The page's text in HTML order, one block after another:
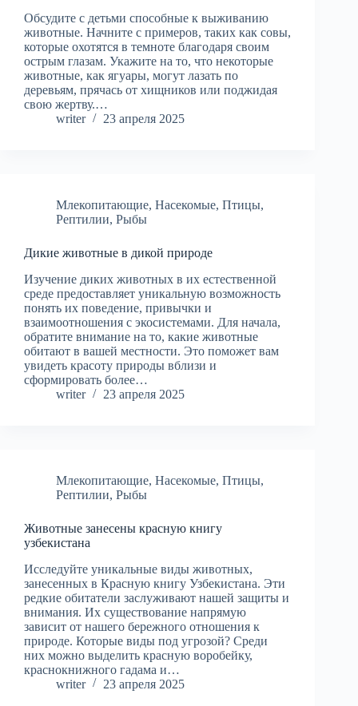
Обсудите с детьми способные к выживанию
животные. Начните с примеров, таких как совы,
которые охотятся в темноте благодаря своим
острым глазам. Укажите на то, что некоторые
животные, как ягуары, могут лазать по
деревьям, прячась от хищников или поджидая
свою жертву.…
writer
23 апреля 2025
Млекопитающие, Насекомые, Птицы,
Рептилии, Рыбы
Дикие животные в дикой природе
Изучение диких животных в их естественной
среде предоставляет уникальную возможность
понять их поведение, привычки и
взаимоотношения с экосистемами. Для начала,
обратите внимание на то, какие животные
обитают в вашей местности. Это поможет вам
увидеть красоту природы вблизи и
сформировать более…
writer
23 апреля 2025
Млекопитающие, Насекомые, Птицы,
Рептилии, Рыбы
Животные занесены красную книгу
узбекистана
Исследуйте уникальные виды животных,
занесенных в Красную книгу Узбекистана. Эти
редкие обитатели заслуживают нашей защиты и
внимания. Их существование напрямую
зависит от нашего бережного отношения к
природе. Которые виды под угрозой? Среди
них можно выделить красную воробейку,
краснокнижного гадама и…
writer
23 апреля 2025